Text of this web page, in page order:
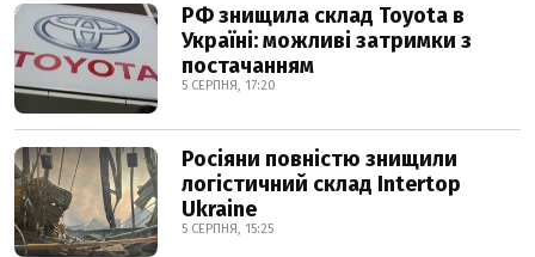
РФ знищила склад Toyota в
Україні: можливі затримки з
постачанням
5 СЕРПНЯ, 17:20
Росіяни повністю знищили
логістичний склад Intertop
Ukraine
5 СЕРПНЯ, 15:25